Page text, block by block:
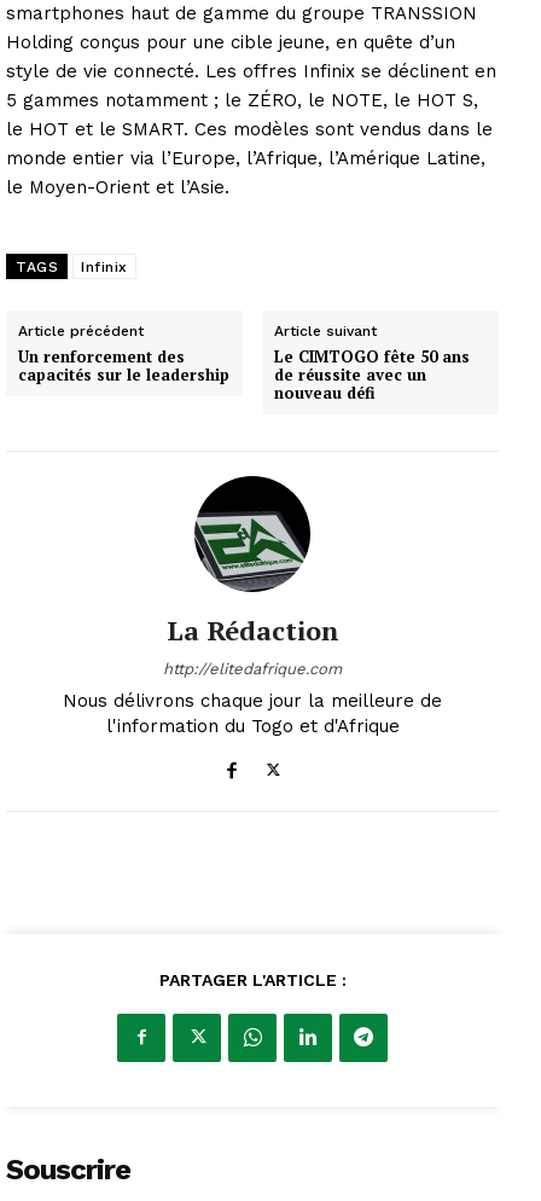
smartphones haut de gamme du groupe TRANSSION
Holding conçus pour une cible jeune, en quête d’un
style de vie connecté. Les offres Infinix se déclinent en
5 gammes notamment ; le ZÉRO, le NOTE, le HOT S,
le HOT et le SMART. Ces modèles sont vendus dans le
monde entier via l’Europe, l’Afrique, l’Amérique Latine,
le Moyen-Orient et l’Asie.
TAGS Infinix
Article précédent
Un renforcement des
capacités sur le leadership
Article suivant
Le CIMTOGO fête 50 ans
de réussite avec un
nouveau défi
La Rédaction
http://elitedafrique.com
Nous délivrons chaque jour la meilleure de
l'information du Togo et d'Afrique
PARTAGER L'ARTICLE :
Souscrire